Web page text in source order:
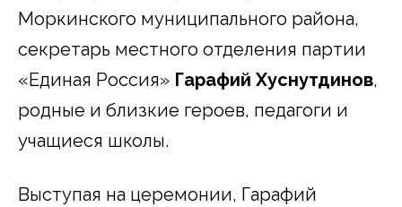
Моркинского муниципального района,
секретарь местного отделения партии
«Единая Россия» Гарафий Хуснутдинов,
родные и близкие героев, педагоги и
учащиеся школы.
Выступая на церемонии, Гарафий